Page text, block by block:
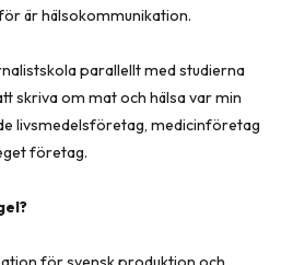
är hälsokommunikation.
parallellt med studierna
skriva om mat och hälsa var min
livsmedelsföretag, medicinföretag
företag.